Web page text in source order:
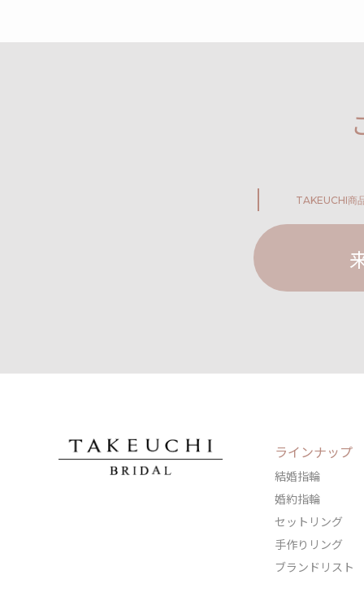
TAKEUCHI商
ラインナップ
結婚指輪
婚約指輪
セットリング
手作りリング
ブランドリスト